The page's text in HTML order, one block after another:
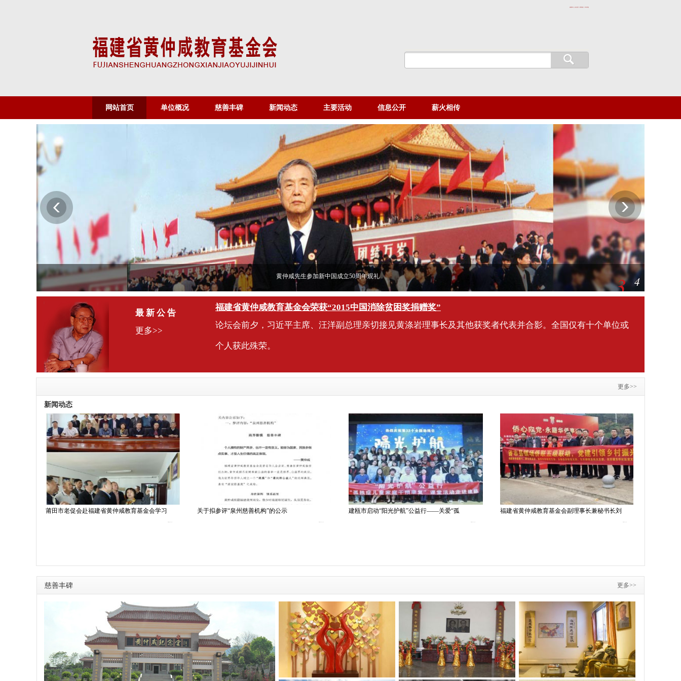
网站首页 单位概况 慈善丰碑 新闻动态 主要活动 信息公开 薪火相传
黄仲咸先生参加新中国成立50周年观礼 3 4
最 新 公 告
更多>>
福建省黄仲咸教育基金会荣获“2015中国消除贫困奖捐赠奖”
论坛会前夕，习近平主席、汪洋副总理亲切接见黄涤岩理事长及其他获奖者代表并合影。全国仅有十个单位或
个人获此殊荣。
更多>>
新闻动态
莆田市老促会赴福建省黄仲咸教育基金会学习 关于拟参评“泉州慈善机构”的公示 建瓯市启动“阳光护航”公益行——关爱“孤 福建省黄仲咸教育基金会副理事长兼秘书长刘
更多>>
慈善丰碑